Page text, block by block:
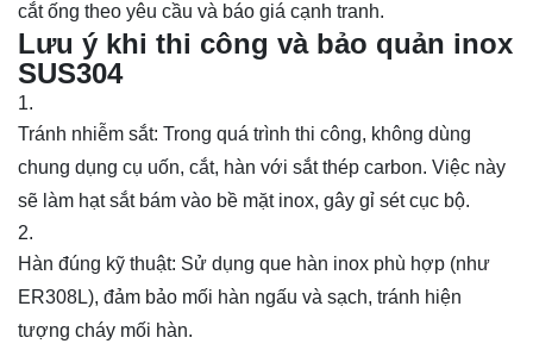
cắt ống theo yêu cầu và báo giá cạnh tranh.
Lưu ý khi thi công và bảo quản inox
SUS304
Tránh nhiễm sắt: Trong quá trình thi công, không dùng
chung dụng cụ uốn, cắt, hàn với sắt thép carbon. Việc này
sẽ làm hạt sắt bám vào bề mặt inox, gây gỉ sét cục bộ.
Hàn đúng kỹ thuật: Sử dụng que hàn inox phù hợp (như
ER308L), đảm bảo mối hàn ngấu và sạch, tránh hiện
tượng cháy mối hàn.